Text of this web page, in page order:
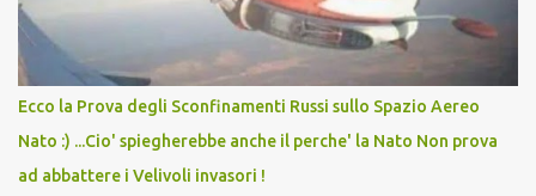
Ecco la Prova degli Sconfinamenti Russi sullo Spazio Aereo
Nato :) ...Cio' spiegherebbe anche il perche' la Nato Non prova
ad abbattere i Velivoli invasori !